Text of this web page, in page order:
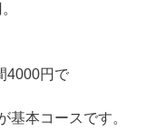
4000円で
基本コースです。